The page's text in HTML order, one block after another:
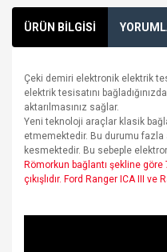
ÜRÜN BİLGİSİ
Çeki demiri elektronik elektrik
elektrik tesisatını
aktarılmasınız sağlar.
Yeni teknoloji araçlar klasik
etmemektedir. Bu durumu fazla
kesmektedir. Bu sebeple
Römorkun bağlantı şekline
çıkışlıdır. Ford Ranger ICA III